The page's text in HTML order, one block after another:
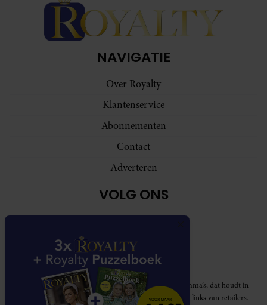
NAVIGATIE
Over Royalty
Klantenservice
Abonnementen
Contact
Adverteren
VOLG ONS
Royalty participeert in diverse affiliate marketing programma’s, dat houdt in
dat Royalty commissies ontvangt voor aankopen middels links van retailers.